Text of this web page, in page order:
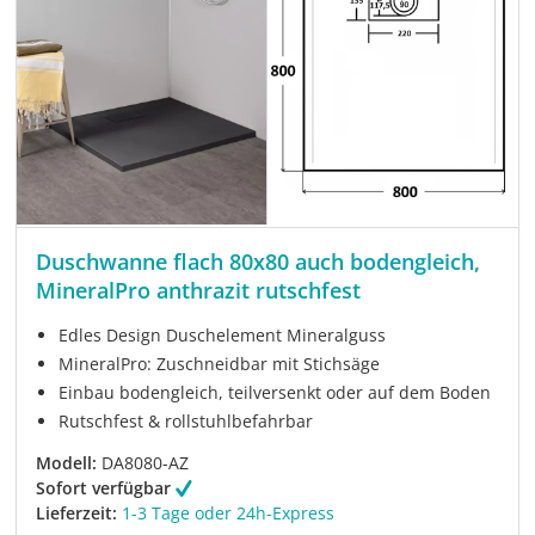
Duschwanne flach 80x80 auch bodengleich,
MineralPro anthrazit rutschfest
Edles Design Duschelement Mineralguss
MineralPro: Zuschneidbar mit Stichsäge
Einbau bodengleich, teilversenkt oder auf dem Boden
Rutschfest & rollstuhlbefahrbar
Modell: DA8080-AZ
Sofort verfügbar
Lieferzeit: 1-3 Tage oder 24h-Express